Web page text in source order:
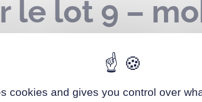
le lot 9 –
–
cookies and gives you control over